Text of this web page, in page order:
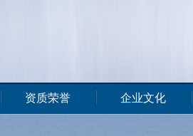
资质荣誉 企业文化